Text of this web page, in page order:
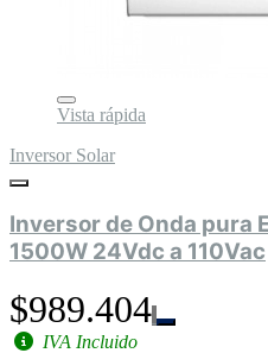
Vista rápida
Inversor Solar
Inversor de Onda pura
1500W 24Vdc a 110Vac
$989.404
IVA Incluido